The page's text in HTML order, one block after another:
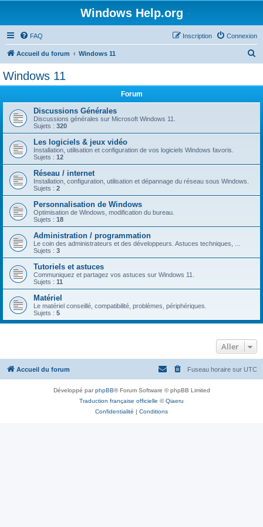
Windows Help.org
FAQ Connexion
Inscription
Accueil du forum Windows 11
e
Windows 11
Forum
Discussions Générales
Discussions générales sur Microsoft Windows 11.
Sujets : 320
Les logiciels & jeux vidéo
Installation, utilisation et configuration de vos logiciels Windows favoris.
Sujets : 12
Réseau / internet
Installation, configuration, utilisation et dépannage du réseau sous Windows.
Sujets : 2
Personnalisation de Windows
Optimisation de Windows, modification du bureau.
Sujets : 18
Administration / programmation
Le coin des administrateurs et des développeurs. Astuces techniques, ...
Sujets : 3
Tutoriels et astuces
Communiquez et partagez vos astuces sur Windows 11.
Sujets : 11
Matériel
Le matériel conseillé, compatibilité, problèmes, périphériques.
Sujets : 5
Aller
Accueil du forum Fuseau horaire sur UTC
Développé parphpBB® Forum Software © phpBB Limited
Traduction française officielle ©Qiaeru
Confidentialité | Conditions